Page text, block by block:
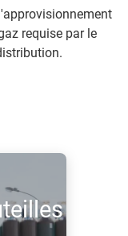
requise par le